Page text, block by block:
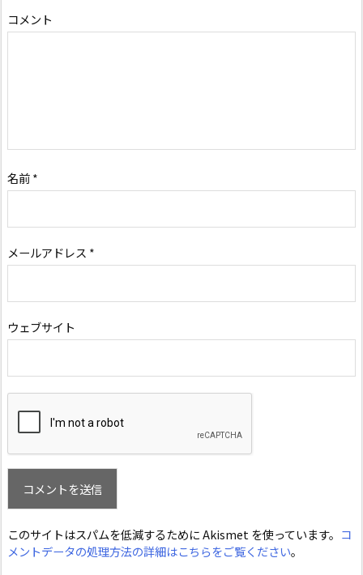
コメント
名前*
メールアドレス *
ウェブサイト
このサイトはスパムを低減するために Akismet を使っています。 コ
メントデータの処理方法の詳細はこちらをご覧ください。